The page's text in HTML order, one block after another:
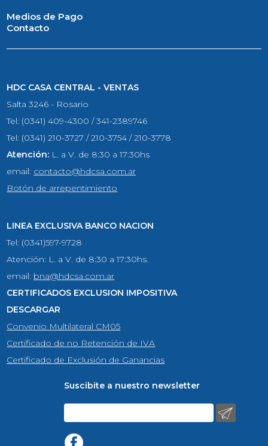
Medios de Pago
Contacto
HDC CASA CENTRAL - VENTAS
Salta 3246 - Rosario
Tel: (0341) 409-4300 / 341-2389746
Tel: (0341) 210-3727 / 210-3754 / 210-3778
Atención: L. a V. de 8:30 a 17:30hs
email: contacto@hdcsa.com.ar
Botón de arrepentimiento
LINEA EXCLUSIVA BANCO NACION
Tel: (0341)597-9728
Atención: L. a V. de 8:30 a 17:30hs.
email: bna@hdcsa.com.ar
CERTIFICADOS EXCLUSION IMPOSITIVA
DESCARGAR
Convenio Multilateral CM05
Certificado de no Retención de IVA
Certificado de Exclusión de Ganancias
Suscibite a nuestro newsletter